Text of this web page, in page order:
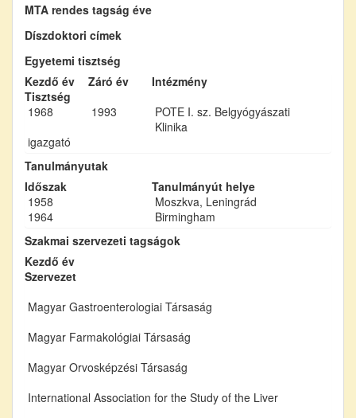
MTA rendes tagság éve
Díszdoktori címek
Egyetemi tisztség
Kezdő év
Záró év
Intézmény
Tisztség
1968
1993
POTE I. sz. Belgyógyászati
Klinika
igazgató
Tanulmányutak
Időszak
Tanulmányút helye
1958
Moszkva, Leningrád
1964
Birmingham
Szakmai szervezeti tagságok
Kezdő év
Szervezet
Magyar Gastroenterologiai Társaság
Magyar Farmakológiai Társaság
Magyar Orvosképzési Társaság
International Association for the Study of the Liver